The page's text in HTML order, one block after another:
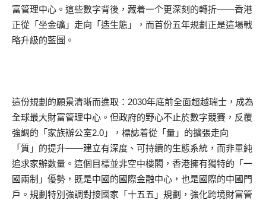
富管理中心。這些數字背後，藏着一个更深刻的轉折——香港
正從「坐金礦」走向「造生態」，而首份五年規劃正是這場戰
略升級的藍圖。
這份規劃的願景清晰而進取：2030年底前全面超越瑞士，成為
全球最大財富管理中心。但政府的野心不止於數字競賽，反覆
強調的「家族辦公室2.0」，標誌着從「量」的擴張走向
「質」的提升——建立有深度、可持續的生態系統，而非單純
追求家辦數量。這個目標並非空中樓閣，香港擁有獨特的「一
國兩制」優勢，既是中國的國際金融中心，也是國際的中國門
戶。規劃特別強調對接國家「十五五」規劃，強化跨境財富管